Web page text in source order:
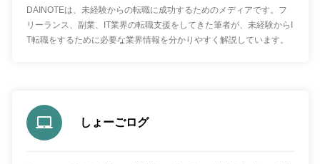
DAINOTEは、未経験からの転職に成功するためのメディアです。フ
リーランス、副業、IT業界の転職支援をしてきた筆者が、未経験からI
T転職をするために必要な業界情報を分かりやすく解説しています。
しょーごログ